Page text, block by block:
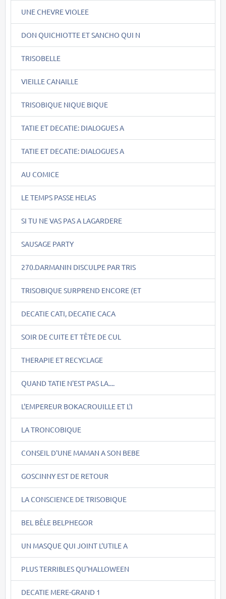
UNE CHEVRE VIOLEE
DON QUICHIOTTE ET SANCHO QUI N
TRISOBELLE
VIEILLE CANAILLE
TRISOBIQUE NIQUE BIQUE
TATIE ET DECATIE: DIALOGUES A
TATIE ET DECATIE: DIALOGUES A
AU COMICE
LE TEMPS PASSE HELAS
SI TU NE VAS PAS A LAGARDERE
SAUSAGE PARTY
270.DARMANIN DISCULPE PAR TRIS
TRISOBIQUE SURPREND ENCORE (ET
DECATIE CATI, DECATIE CACA
SOIR DE CUITE ET TÊTE DE CUL
THERAPIE ET RECYCLAGE
QUAND TATIE N'EST PAS LA....
L'EMPEREUR BOKACROUILLE ET L'I
LA TRONCOBIQUE
CONSEIL D'UNE MAMAN A SON BEBE
GOSCINNY EST DE RETOUR
LA CONSCIENCE DE TRISOBIQUE
BEL BÊLE BELPHEGOR
UN MASQUE QUI JOINT L'UTILE A
PLUS TERRIBLES QU'HALLOWEEN
DECATIE MERE-GRAND 1